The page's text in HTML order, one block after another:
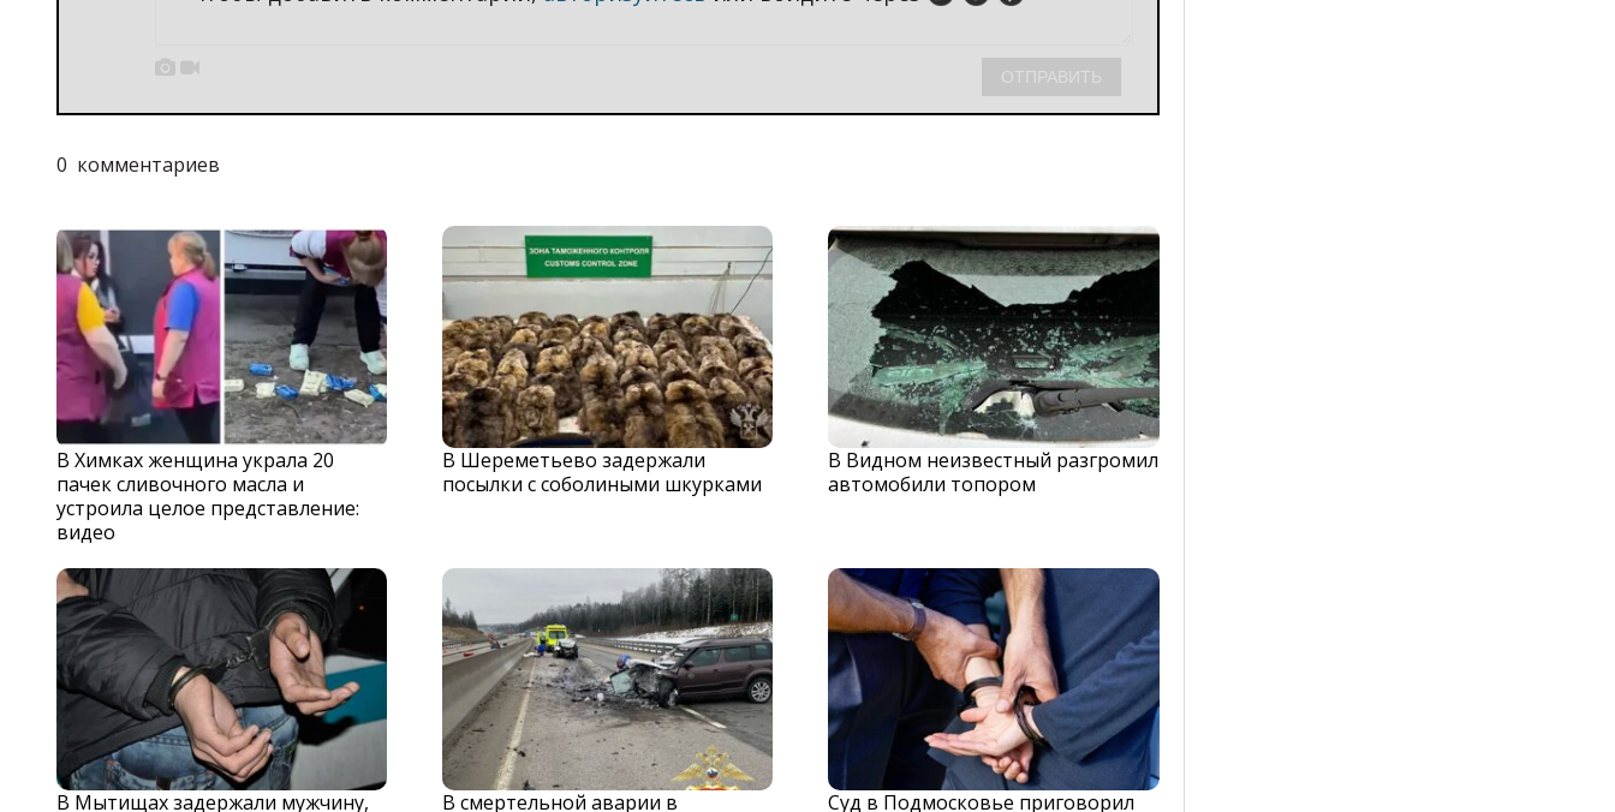
 
0 комментариев
В Химках женщина украла 20
пачек сливочного масла и
устроила целое представление:
видео
В Шереметьево задержали
посылки с соболиными шкурками
В Видном неизвестный разгромил
автомобили топором
В Мытищах задержали мужчину, В смертельной аварии в Суд в Подмосковье приговорил